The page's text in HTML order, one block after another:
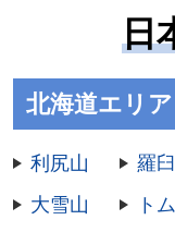
日
北海道エリア
利尻山 羅
大雪山
ト